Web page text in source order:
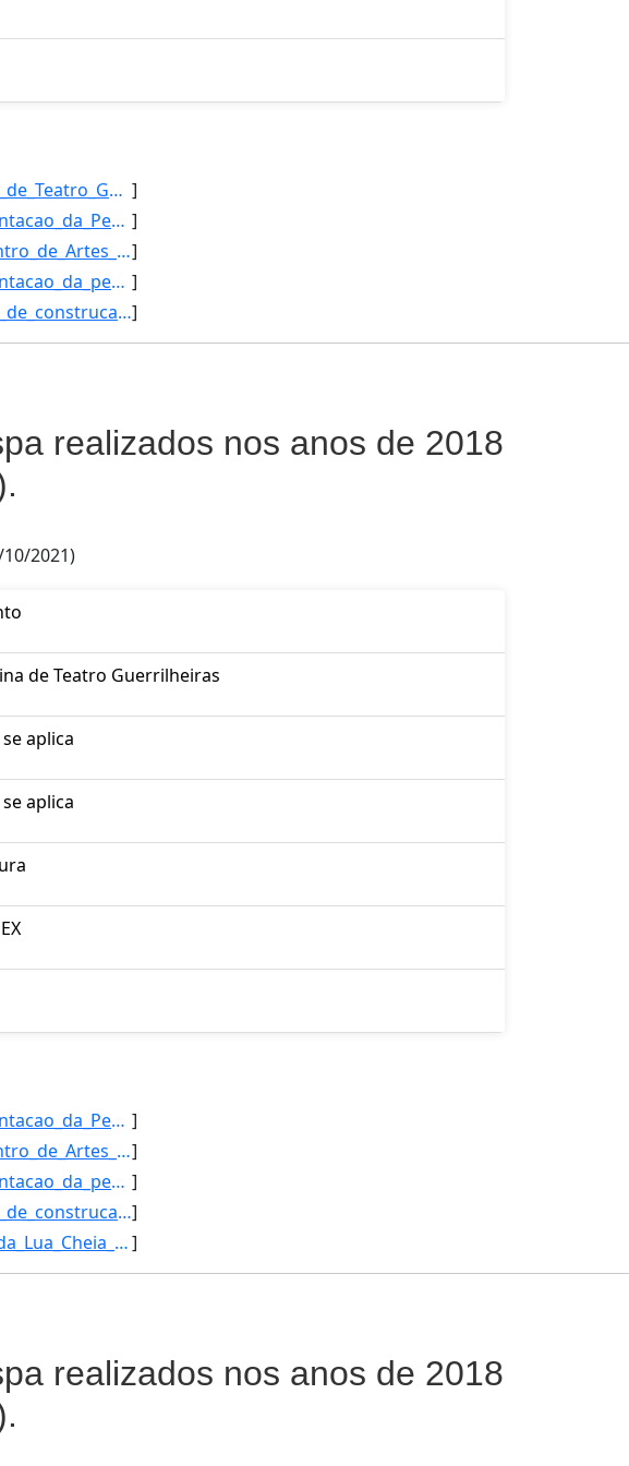
3: tipo_de_acao-Evento-descricao-Oficina_de_Teatro_Guerrilheiras-submetido-Nao_se_aplica_-aprovado-Nao_] ]
4: tipo_de_acao-Evento-descricao-Apresentacao_da_Peca_teatral_“Guerrilheiras-_ou_para_a_terra_nao_ha_de] ]
5: tipo_de_acao-Evento-descricao-I_Encontro_de_Artes_Cenicas_da_Unifesspa-submetido-Nao_se_aplica_-apro]]
6: tipo_de_acao-Evento-descricao-Apresentacao_da_peca_teatral_“A_lenda_de_Joana_Virgem”-submetido-Nao_s] ]
7: tipo_de_acao-Evento-descricao-Oficina_de_construcao_poetica_feminina_\A_pluralidade_em_ser_mulher_na]]
realizados nos anos de 2018
2021)
de Teatro Guerrilheiras
aplica
aplica
4: tipo_de_acao-Evento-descricao-Apresentacao_da_Peca_teatral_“Guerrilheiras-_ou_para_a_terra_nao_ha_de] ]
5: tipo_de_acao-Evento-descricao-I_Encontro_de_Artes_Cenicas_da_Unifesspa-submetido-Nao_se_aplica_-apro]]
6: tipo_de_acao-Evento-descricao-Apresentacao_da_peca_teatral_“A_lenda_de_Joana_Virgem”-submetido-Nao_s] ]
7: tipo_de_acao-Evento-descricao-Oficina_de_construcao_poetica_feminina_\A_pluralidade_em_ser_mulher_na]]
8: tipo_de_acao-Evento-descricao-Sarau_da_Lua_Cheia_IV_coloquio_internacional_discurso_e_midia_na_Amazo]]
realizados nos anos de 2018